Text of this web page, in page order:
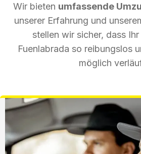
Wir bieten umfassende
unserer Erfahrung und
stellen wir sicher, dass
Fuenlabrada so reibungslos
möglich